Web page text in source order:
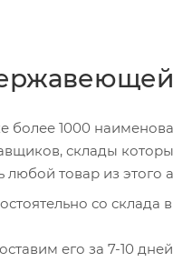
более 1000
склады
товар из этого
со склада
его за 7-10